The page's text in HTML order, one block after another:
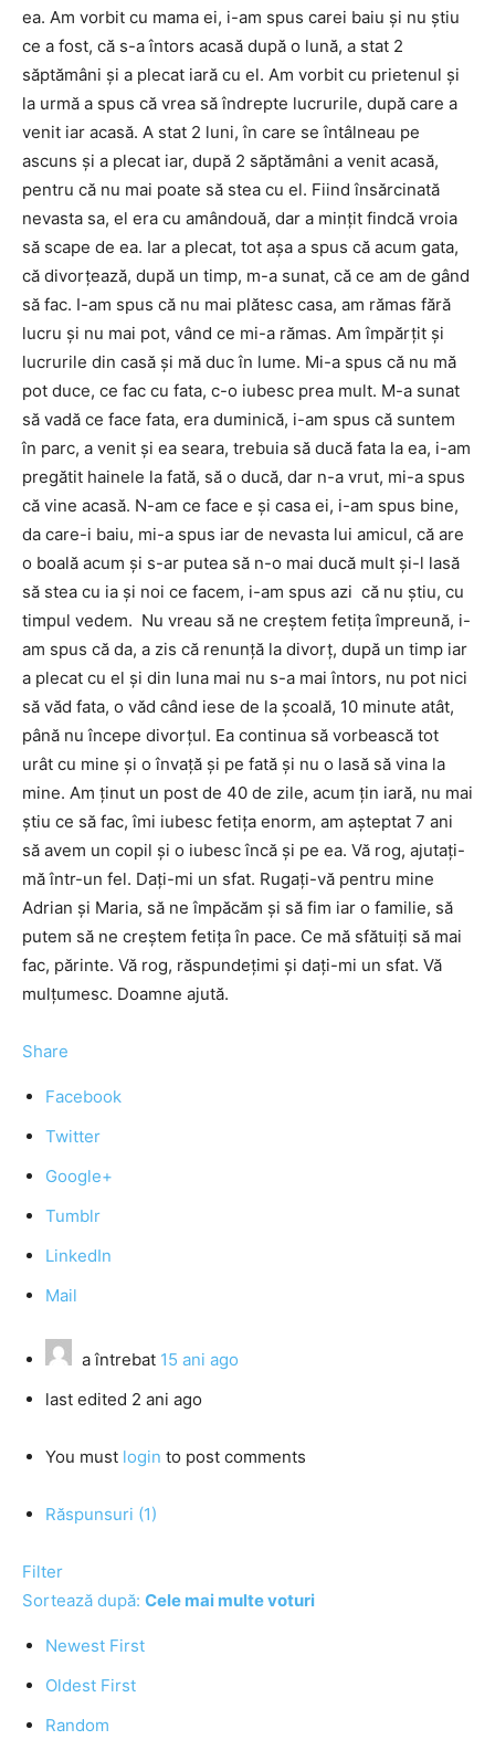
ea. Am vorbit cu mama ei, i-am spus carei baiu şi nu ştiu
ce a fost, că s-a întors acasă după o lună, a stat 2
săptămâni şi a plecat iară cu el. Am vorbit cu prietenul şi
la urmă a spus că vrea să îndrepte lucrurile, după care a
venit iar acasă. A stat 2 luni, în care se întâlneau pe
ascuns şi a plecat iar, după 2 săptămâni a venit acasă,
pentru că nu mai poate să stea cu el. Fiind însărcinată
nevasta sa, el era cu amândouă, dar a minţit findcă vroia
să scape de ea. Iar a plecat, tot aşa a spus că acum gata,
că divorţează, după un timp, m-a sunat, că ce am de gând
să fac. I-am spus că nu mai plătesc casa, am rămas fără
lucru şi nu mai pot, vând ce mi-a rămas. Am împărţit şi
lucrurile din casă şi mă duc în lume. Mi-a spus că nu mă
pot duce, ce fac cu fata, c-o iubesc prea mult. M-a sunat
să vadă ce face fata, era duminică, i-am spus că suntem
în parc, a venit şi ea seara, trebuia să ducă fata la ea, i-am
pregătit hainele la fată, să o ducă, dar n-a vrut, mi-a spus
că vine acasă. N-am ce face e şi casa ei, i-am spus bine,
da care-i baiu, mi-a spus iar de nevasta lui amicul, că are
o boală acum şi s-ar putea să n-o mai ducă mult şi-l lasă
să stea cu ia şi noi ce facem, i-am spus azi că nu ştiu, cu
timpul vedem. Nu vreau să ne creştem fetiţa împreună, i-
am spus că da, a zis că renunţă la divorţ, după un timp iar
a plecat cu el şi din luna mai nu s-a mai întors, nu pot nici
să văd fata, o văd când iese de la şcoală, 10 minute atât,
până nu începe divorţul. Ea continua să vorbească tot
urât cu mine şi o învaţă şi pe fată şi nu o lasă să vina la
mine. Am ţinut un post de 40 de zile, acum ţin iară, nu mai
ştiu ce să fac, îmi iubesc fetiţa enorm, am aşteptat 7 ani
să avem un copil şi o iubesc încă şi pe ea. Vă rog, ajutaţi-
mă într-un fel. Daţi-mi un sfat. Rugaţi-vă pentru mine
Adrian şi Maria, să ne împăcăm şi să fim iar o familie, să
putem să ne creştem fetiţa în pace. Ce mă sfătuiţi să mai
fac, părinte. Vă rog, răspundeţimi şi daţi-mi un sfat. Vă
mulţumesc. Doamne ajută.
Share
Facebook
Twitter
Google+
Tumblr
LinkedIn
Mail
a întrebat 15 ani ago
last edited 2 ani ago
You must login to post comments
Răspunsuri (1)
Filter
Sortează după: Cele mai multe voturi
Newest First
Oldest First
Random